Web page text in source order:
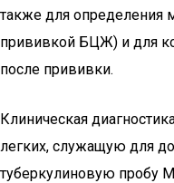
также для определения
прививкой БЦЖ) и для
после прививки.
Клиническая
легких, служащую для
туберкулиновую пробу